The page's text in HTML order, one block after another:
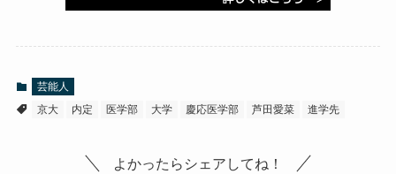
芸能人
京大
内定 医学部 大学 慶応医学部 芦田愛菜 進学先
よかったらシェアしてね！